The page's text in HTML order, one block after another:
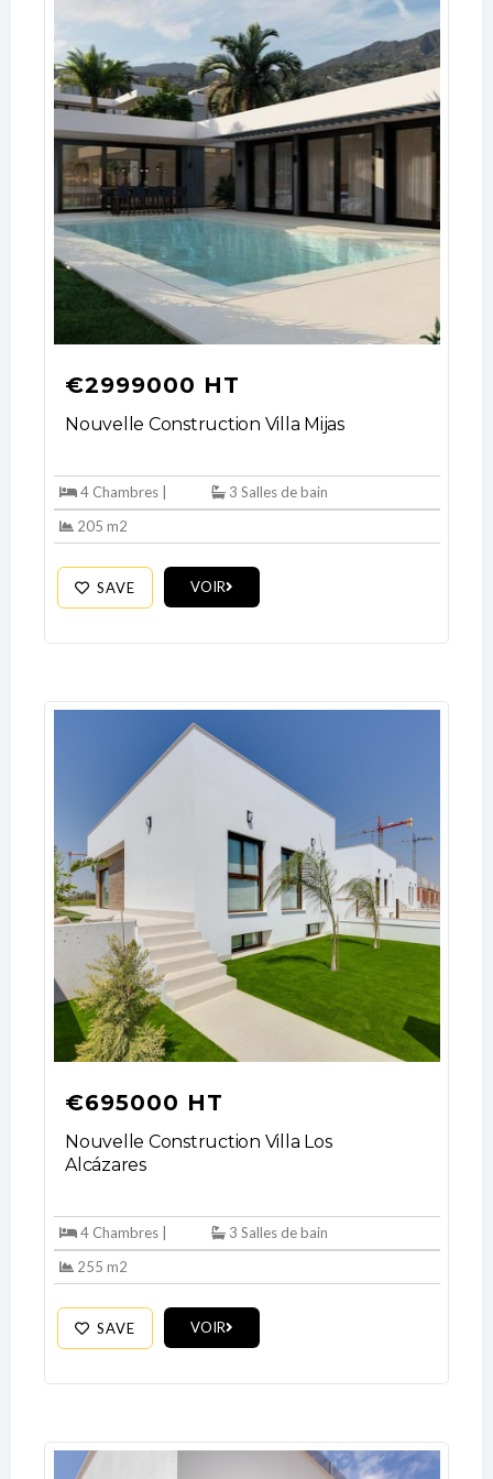
€2999000 HT
Nouvelle Construction Villa Mijas
4 Chambres |
3 Salles de bain
205 m2
SAVE VOIR
€695000 HT
Nouvelle Construction Villa Los
Alcázares
4 Chambres |
3 Salles de bain
255 m2
SAVE VOIR